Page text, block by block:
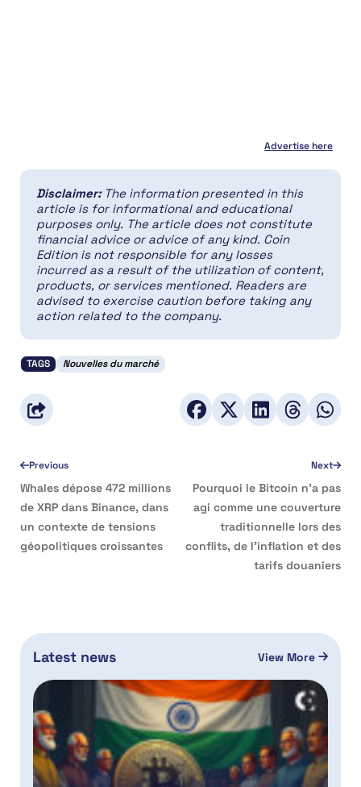
Advertise here
Disclaimer: The information presented in this
article is for informational and educational
purposes only. The article does not constitute
financial advice or advice of any kind. Coin
Edition is not responsible for any losses
incurred as a result of the utilization of content,
products, or services mentioned. Readers are
advised to exercise caution before taking any
action related to the company.
TAGS Nouvelles du marché
Previous
Whales dépose 472 millions
de XRP dans Binance, dans
un contexte de tensions
géopolitiques croissantes
Next
Pourquoi le Bitcoin n’a pas
agi comme une couverture
traditionnelle lors des
conflits, de l’inflation et des
tarifs douaniers
Latest news View More